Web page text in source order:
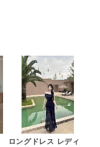
ロングドレス レディ